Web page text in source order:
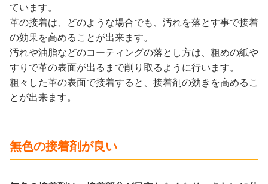
ています。
革の接着は、どのような場合でも、汚れを落とす事で接着
の効果を高めることが出来ます。
汚れや油脂などのコーティングの落とし方は、粗めの紙や
すりで革の表面が出るまで削り取るように行います。
粗々した革の表面で接着すると、接着剤の効きを高めるこ
とが出来ます。
無色の接着剤が良い